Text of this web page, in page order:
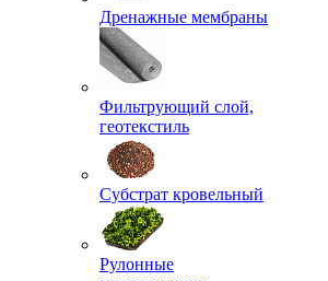
Дренажные мембраны
Фильтрующий слой,
геотекстиль
Субстрат кровельный
Рулонные